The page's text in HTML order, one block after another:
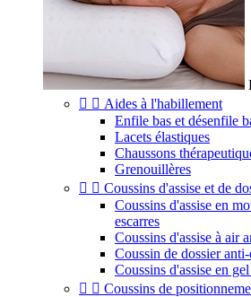
  Aides à l'habillement
Enfile bas et désenfile
Lacets élastiques
Chaussons
Grenouillères
  Coussins d'assise et de
Coussins d'assise en
escarres
Coussins d'assise à air
Coussin de dossier anti-
Coussins d'assise en
  Coussins de